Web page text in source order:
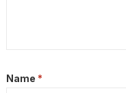
Name *